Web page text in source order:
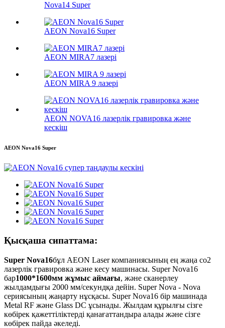
Nova14 Super
AEON Nova16 Super
AEON MIRA7 лазері
AEON MIRA 9 лазері
AEON NOVA16 лазерлік гравировка және
кескіш
AEON Nova16 Super
Қысқаша сипаттама:
Super Nova16бұл AEON Laser компаниясының ең жаңа co2
лазерлік гравировка және кесу машинасы. Super Nova16
бар1000*1600мм жұмыс аймағы, және сканерлеу
жылдамдығы 2000 мм/секундқа дейін. Super Nova - Nova
сериясының жаңарту нұсқасы. Super Nova16 бір машинада
Metal RF және Glass DC ұсынады. Жылдам құрылғы сізге
көбірек қажеттіліктерді қанағаттандыра алады және сізге
көбірек пайда әкеледі.